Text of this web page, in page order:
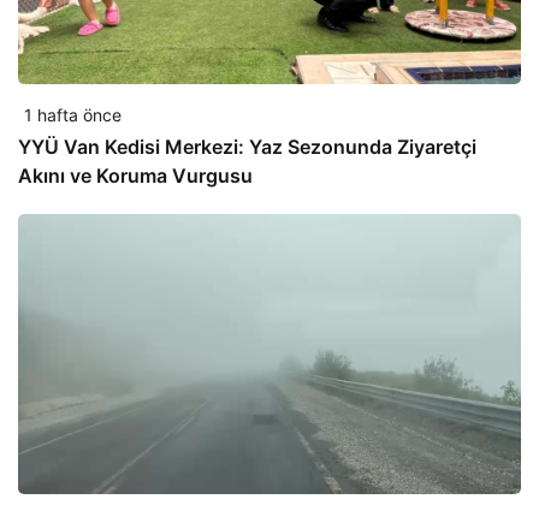
1 hafta önce
YYÜ Van Kedisi Merkezi: Yaz Sezonunda Ziyaretçi
Akını ve Koruma Vurgusu